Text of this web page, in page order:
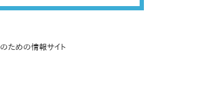
ための情報サイト